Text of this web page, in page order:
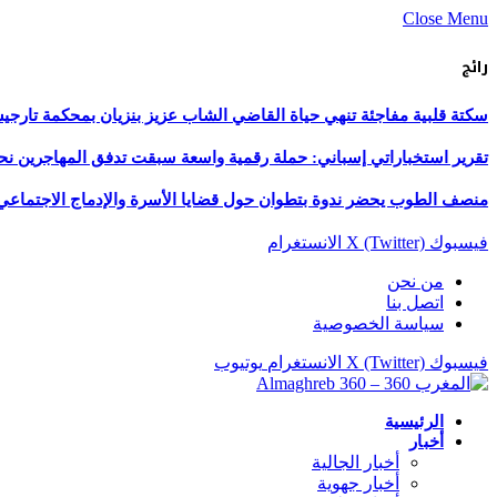
Close Menu
رائج
سكتة قلبية مفاجئة تنهي حياة القاضي الشاب عزيز بنزيان بمحكمة
تقرير استخباراتي إسباني: حملة رقمية واسعة سبقت تدفق المهاجرين
منصف الطوب يحضر ندوة بتطوان حول قضايا الأسرة والإدماج
فيسبوك X (Twitter) الانستغرام
من نحن
اتصل بنا
سياسة الخصوصية
فيسبوك X (Twitter) الانستغرام يوتيوب
الرئيسية
أخبار
أخبار الجالية
أخبار جهوية